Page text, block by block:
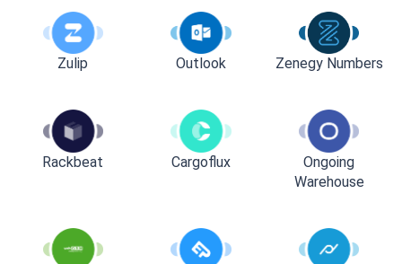
Zulip Outlook Zenegy Numbers
Rackbeat Cargoflux
Ongoing
Warehouse